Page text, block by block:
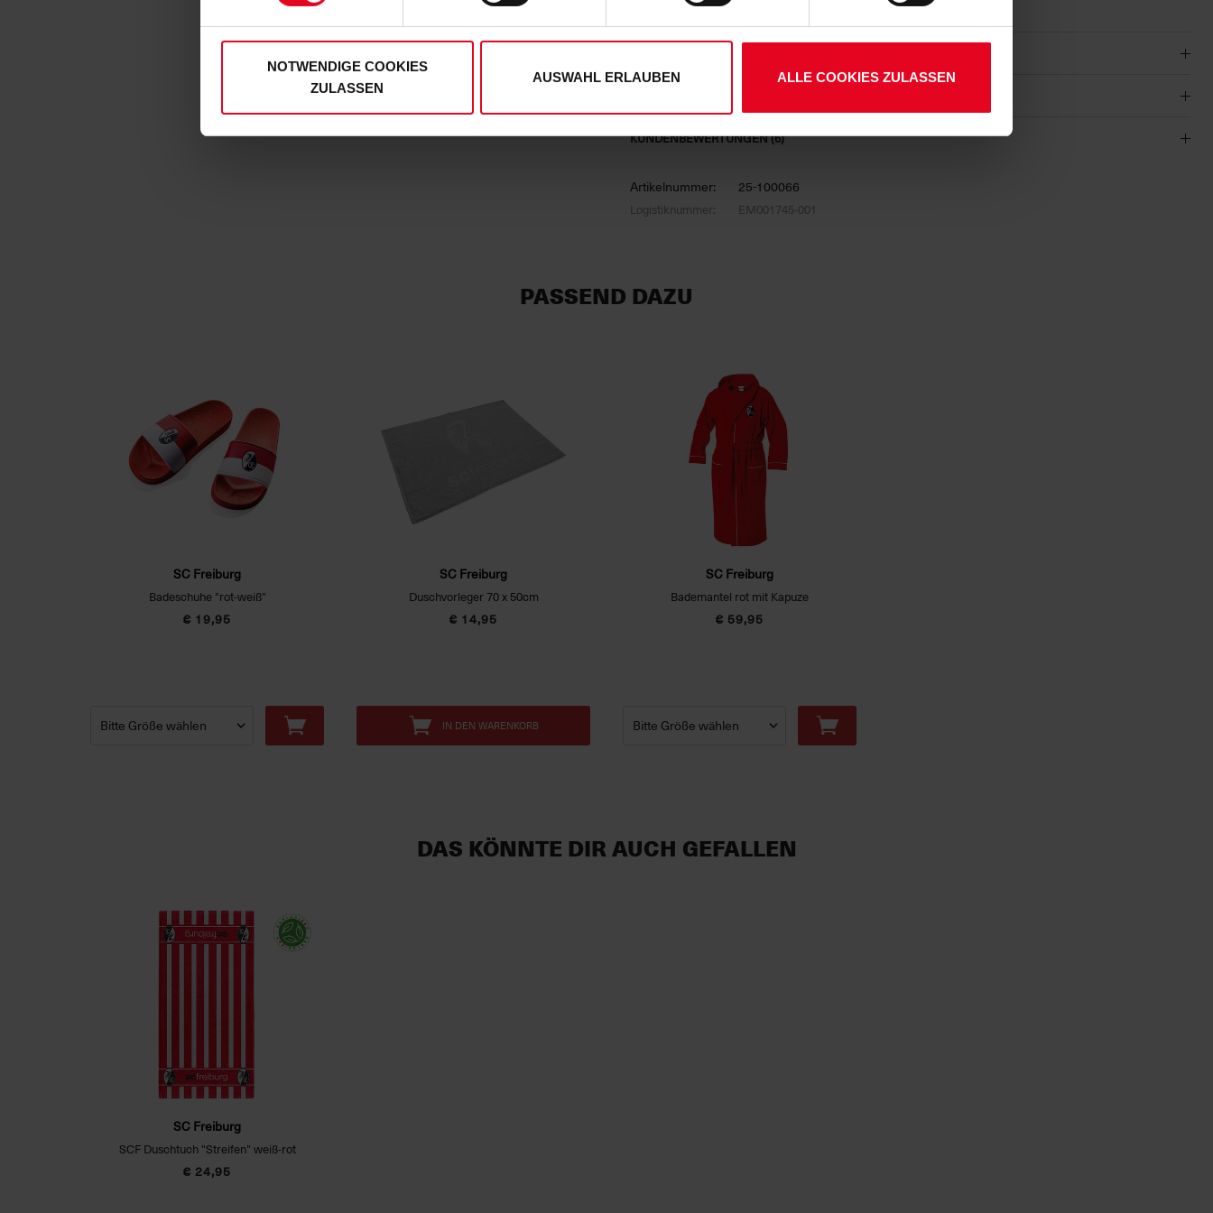
NOTWENDIGE COOKIES
ZULASSEN
AUSWAHL ERLAUBEN ALLE COOKIES ZULASSEN
KUNDENBEWERTUNGEN (6)
Artikelnummer: 25-100066
Logistiknummer: EM001745-001
PASSEND DAZU
SC Freiburg
Badeschuhe "rot-weiß"
€ 19,95
SC Freiburg
Duschvorleger 70 x 50cm
€ 14,95
IN DEN WARENKORB
SC Freiburg
Bademantel rot mit Kapuze
€ 59,95
DAS KÖNNTE DIR AUCH GEFALLEN
SC Freiburg
SCF Duschtuch "Streifen" weiß-rot
€ 24,95